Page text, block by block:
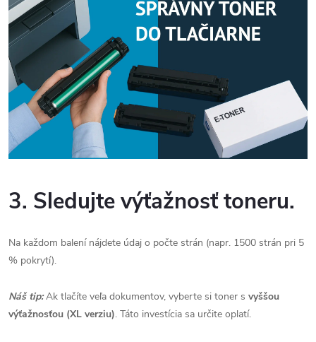
3. Sledujte výťažnosť toneru.
Na každom balení nájdete údaj o počte strán (napr. 1500 strán pri 5
% pokrytí).
Náš tip: Ak tlačíte veľa dokumentov, vyberte si toner s vyššou
výťažnosťou (XL verziu). Táto investícia sa určite oplatí.